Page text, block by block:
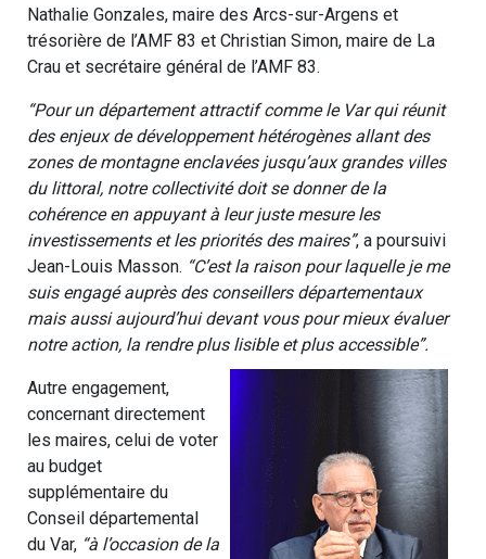
Nathalie Gonzales, maire des Arcs-sur-Argens et
trésorière de l’AMF 83 et Christian Simon, maire de La
Crau et secrétaire général de l’AMF 83.
“Pour un département attractif comme le Var qui réunit
des enjeux de développement hétérogènes allant des
zones de montagne enclavées jusqu’aux grandes villes
du littoral, notre collectivité doit se donner de la
cohérence en appuyant à leur juste mesure les
investissements et les priorités des maires”, a poursuivi
Jean-Louis Masson. “C’est la raison pour laquelle je me
suis engagé auprès des conseillers départementaux
mais aussi aujourd’hui devant vous pour mieux évaluer
notre action, la rendre plus lisible et plus accessible”.
Autre engagement,
concernant directement
les maires, celui de voter
au budget
supplémentaire du
Conseil départemental
du Var, “à l’occasion de la